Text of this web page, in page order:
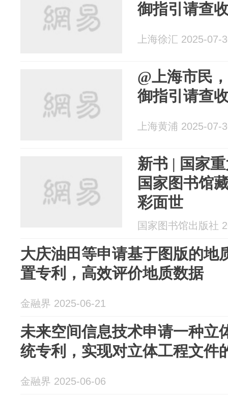
御指引请查
上海徐汇 2025-07-
@上海市民
御指引请查
上海黄浦 2025-07-
新书 | 国家
国家图书馆
彩面世
国家图书馆出版社
大庆油田等申请基于图版的地
置专利，高效评价地质数据
金融界 2025-06-21
未来空间信息技术申请一种立
统专利，实现对立体工程文件
金融界 2025-06-06